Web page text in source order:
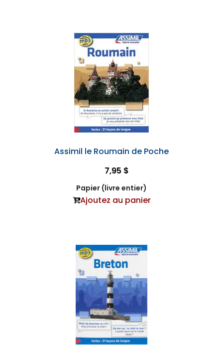
Assimil le Roumain de Poche
7,95 $
Papier (livre entier)
Ajoutez au panier